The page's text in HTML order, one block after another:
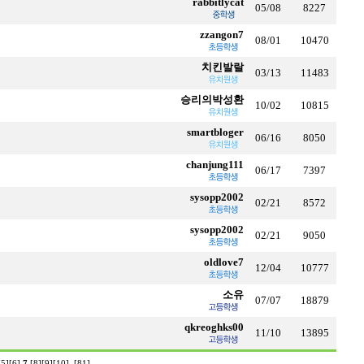
05/08 8227
zzangon7 08/01 10470
치킨발랄 03/13 11483
승리의박성환 10/02 10815
smartbloger 06/16 8050
chanjung111 06/17 7397
sysopp2002 02/21 8572
sysopp2002 02/21 9050
oldlove7 12/04 10777
소유 07/07 18879
qkreoghks00 11/10 13895